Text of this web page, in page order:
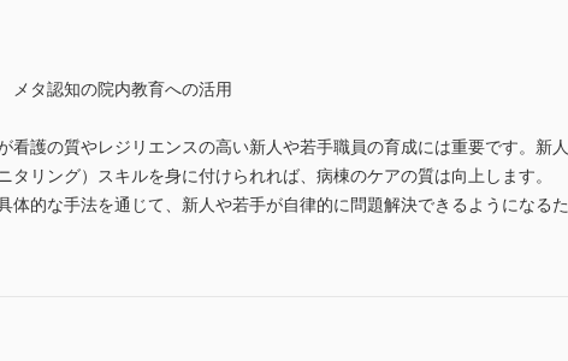
メタ認知の院内教育への活用
護の質やレジリエンスの高い新人や若手職員の育成には重要です。新人
リング）スキルを身に付けられれば、病棟のケアの質は向上します。
的な手法を通じて、新人や若手が自律的に問題解決できるようになるた